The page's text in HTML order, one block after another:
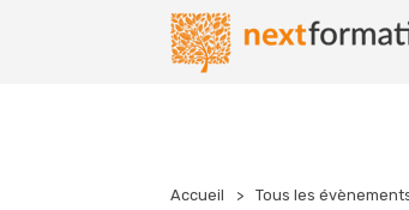
Nextformation
Accueil Tous les
Gestion des consentements